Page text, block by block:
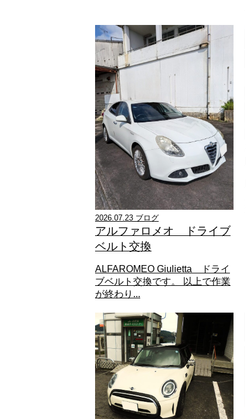
2026.07.23 ブログ
アルファロメオ ドライブ
ベルト交換
ALFAROMEO Giulietta ドライ
ブベルト交換です。 以上で作業
が終わり...